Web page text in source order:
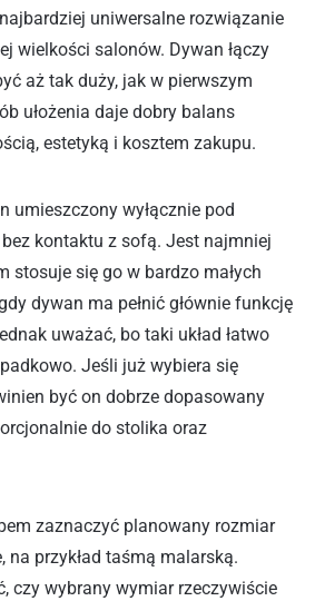
uniwersalne rozwiązanie
wielkości salonów. Dywan łączy
aż tak duży, jak w pierwszym
ułożenia daje dobry balans
estetyką i kosztem zakupu.
umieszczony wyłącznie pod
kontaktu z sofą. Jest najmniej
stosuje się go w bardzo małych
dywan ma pełnić głównie funkcję
uważać, bo taki układ łatwo
Jeśli już wybiera się
być on dobrze dopasowany
do stolika oraz
zaznaczyć planowany rozmiar
na przykład taśmą malarską.
czy wybrany wymiar rzeczywiście